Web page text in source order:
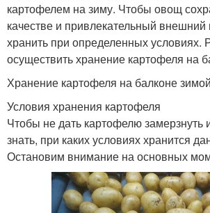
картофелем на зиму. Чтобы овощ
качестве и привлекательный внешний
хранить при определенных условиях.
осуществить хранение картофеля на
Хранение картофеля на балконе зимой
Условия хранения картофеля
Чтобы не дать картофелю замерзнуть
знать, при каких условиях хранится
Остановим внимание на основных